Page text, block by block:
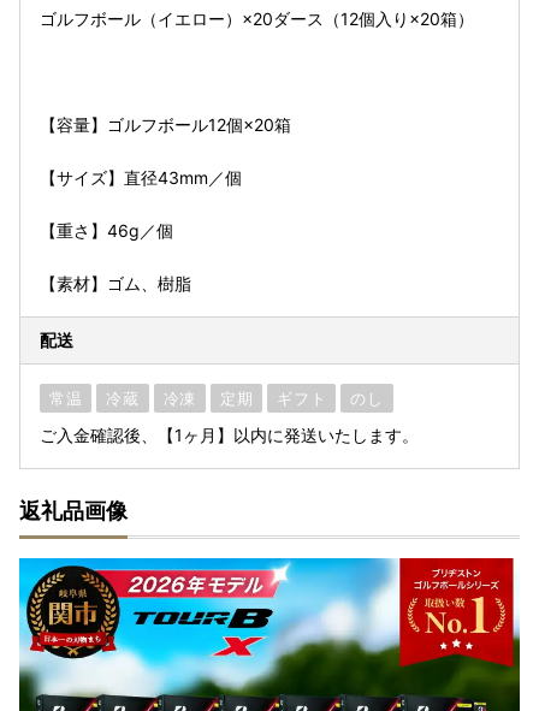
ゴルフボール（イエロー）×20ダース（12個入り×20箱）
【容量】ゴルフボール12個×20箱
【サイズ】直径43mm／個
【重さ】46g／個
【素材】ゴム、樹脂
配送
常温 冷蔵 冷凍 定期 ギフト のし
ご入金確認後、【1ヶ月】以内に発送いたします。
返礼品画像